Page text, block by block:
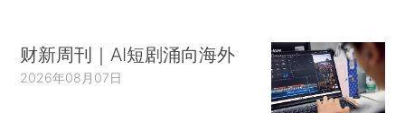
财新周刊｜AI短剧涌向海外
2026年08月07日